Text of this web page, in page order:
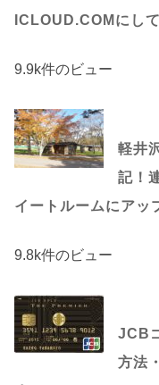
ICLOUD.COMにし
9.9k件のビュー
軽井
記！
イートルームにアッ
9.8k件のビュー
JCB
方法